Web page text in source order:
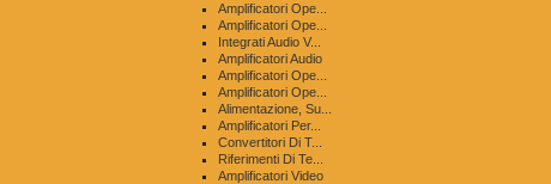
Amplificatori Ope...
Amplificatori Ope...
Integrati Audio V...
Amplificatori Audio
Amplificatori Ope...
Amplificatori Ope...
Alimentazione, Su...
Amplificatori Per...
Convertitori Di T...
Riferimenti Di Te...
Amplificatori Video